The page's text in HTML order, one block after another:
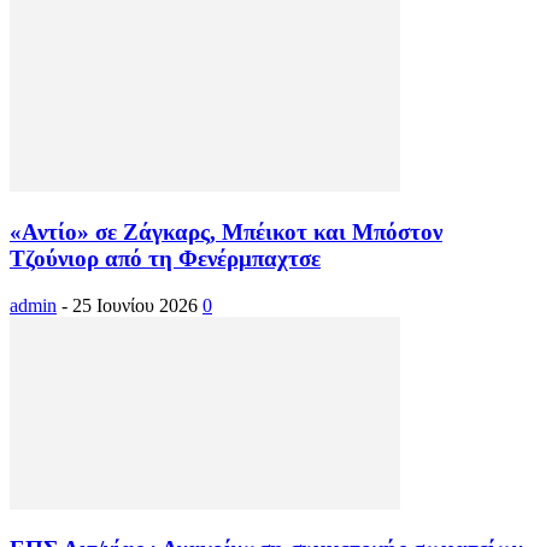
«Αντίο» σε Ζάγκαρς, Μπέικοτ και Μπόστον
Τζούνιορ από τη Φενέρμπαχτσε
admin - 25 Ιουνίου 2026 0